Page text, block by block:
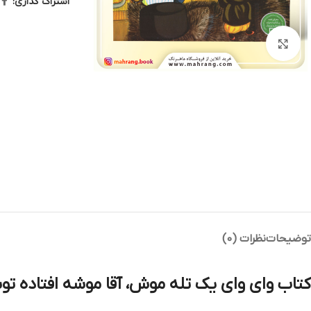
بزرگنمایی تصویر
توضیحاتنظرات (0)
کتاب وای وای یک تله موش، آقا موشه افتاده